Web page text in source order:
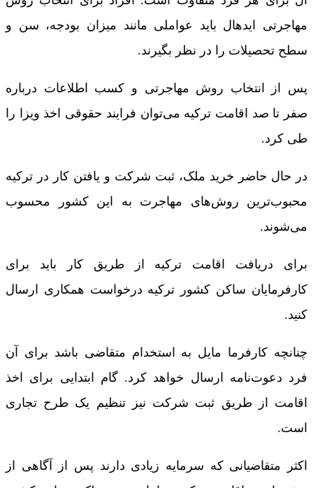
مهاجرتی ایده­ال باید عواملی مانند میزان بودجه، سن و
سطح تحصیلات را در نظر بگیرند.
پس از انتخاب روش مهاجرتی و کسب اطلاعات درباره
صفر تا صد اقامت ترکیه می‌توان فرایند حقوقی اخذ ویزا را
طی کرد.
در حال حاضر خرید ملک، ثبت شرکت و یافتن کار در ترکیه
محبوب‌ترین روش‌های مهاجرت به این کشور محسوب
می‌شوند.
برای دریافت اقامت ترکیه از طریق کار باید برای
کارفرمایان ساکن کشور ترکیه درخواست همکاری ارسال
کنید.
چنانچه کارفرما مایل به استخدام متقاضی باشد برای آن
فرد دعوت‌نامه ارسال خواهد کرد. گام ابتدایی برای اخذ
اقامت از طریق ثبت شرکت نیز تنظیم یک طرح تجاری
است.
اکثر متقاضیانی که سرمایه زیادی دارند پس از آگاهی از